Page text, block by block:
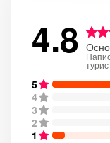
4.8
5
4
3
2
1